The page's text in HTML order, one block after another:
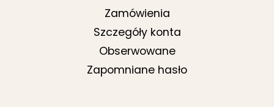
Zamówienia
Szczegóły konta
Obserwowane
Zapomniane hasło